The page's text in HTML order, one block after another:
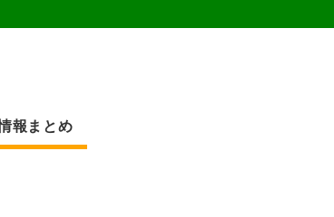
報まとめ